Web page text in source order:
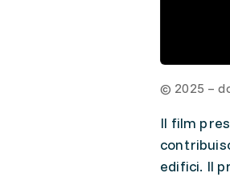
© 2025 –
Il film
edifici. Il